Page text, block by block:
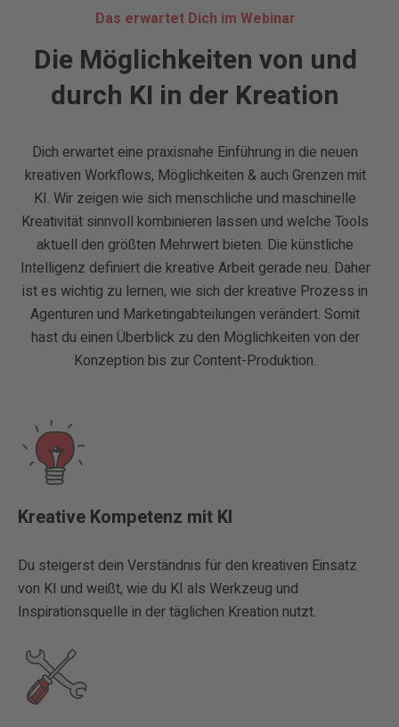
Das erwartet Dich im Webinar
Die Möglichkeiten von und
durch KI in der Kreation
Dich erwarteteine praxisnahe Einführung in die neuen
kreativen Workflows, Möglichkeiten & auch Grenzen mit
KI. Wir zeigen wie sich menschliche und maschinelle
Kreativität sinnvoll kombinieren lassen und welche Tools
aktuell den größten Mehrwertbieten. Die künstliche
Intelligenz definiertdie kreative Arbeitgerade neu. Daher
istes wichtig zu lernen, wie sich derkreative Prozess in
Agenturen und Marketingabteilungen verändert. Somit
hastdu einen Überblick zu den Möglichkeiten von der
Konzeption bis zurContent-Produktion.
Kreative Kompetenz mit KI
Du steigerst dein Verständnis für den kreativen Einsatz
von KI und weißt, wie du KI als Werkzeug und
Inspirationsquelle in der täglichen Kreation nutzt.